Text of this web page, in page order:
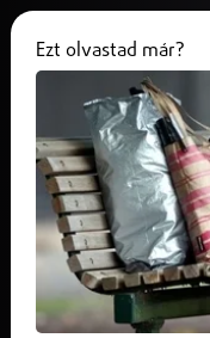
Digitális
játékok
2025. október 15.
Biztonságosabb
Ezt olvastad már?